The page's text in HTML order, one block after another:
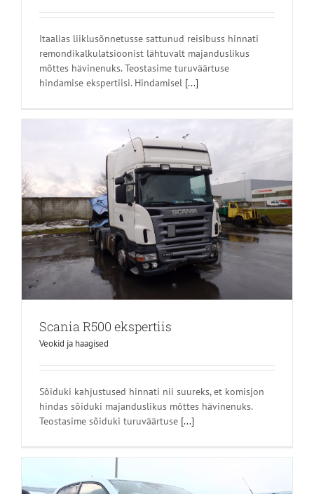
Itaalias liiklusõnnetusse sattunud reisibuss hinnati
remondikalkulatsioonist lähtuvalt majanduslikus
mõttes hävinenuks. Teostasime turuväärtuse
hindamise ekspertiisi. Hindamisel [...]
Scania R500 ekspertiis
Veokid ja haagised
Sõiduki kahjustused hinnati nii suureks, et komisjon
hindas sõiduki majanduslikus mõttes hävinenuks.
Teostasime sõiduki turuväärtuse [...]